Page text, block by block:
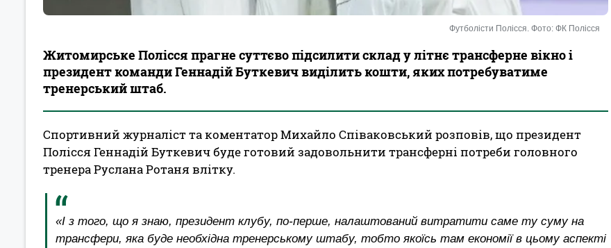
Футболісти Полісся. Фото: ФК Полісся
Житомирське Полісся прагне суттєво підсилити склад у літнє трансферне вікно і
президент команди Геннадій Буткевич виділить кошти, яких потребуватиме
тренерський штаб.
Спортивний журналіст та коментатор Михайло Співаковський розповів, що президент
Полісся Геннадій Буткевич буде готовий задовольнити трансферні потреби головного
тренера Руслана Ротаня влітку.
«І з того, що я знаю, президент клубу, по-перше, налаштований витратити саме ту суму на
трансфери, яка буде необхідна тренерському штабу, тобто якоїсь там економії в цьому аспекті